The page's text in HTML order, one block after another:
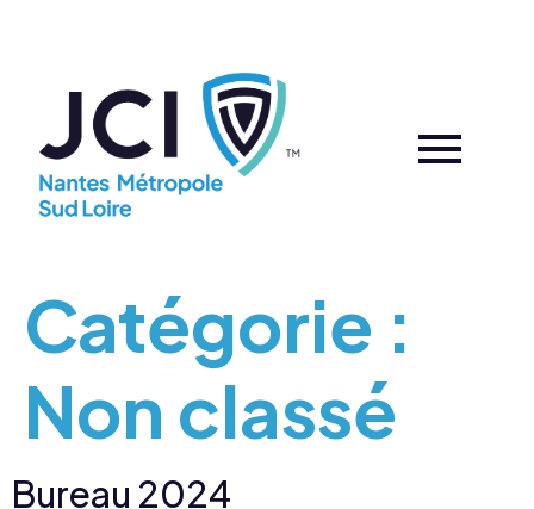
Catégorie :
Non classé
Bureau 2024